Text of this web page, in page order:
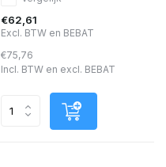
€62,61
Excl. BTW en BEBAT
€75,76
Incl. BTW en excl. BEBAT